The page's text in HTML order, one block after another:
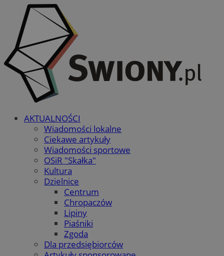
AKTUALNOŚCI
Wiadomości lokalne
Ciekawe artykuły
Wiadomości sportowe
OSiR "Skałka"
Kultura
Dzielnice
Centrum
Chropaczów
Lipiny
Piaśniki
Zgoda
Dla przedsiębiorców